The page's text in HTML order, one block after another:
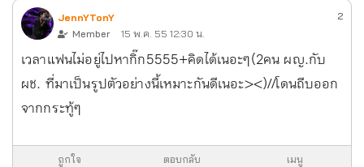
JennYTonY
Member
15 พ.ค. 55 12:30 น.
2
เวลาแฟนไม่อยู่ไปหากิ๊ก5555+คิดได้เนอะๆ(2คน ผญ.กับ
ผช. ที่มาเป็นรูปตัวอย่างนี้เหมาะกันดีเนอะ><)//โดนถีบออก
จากกระทู้ๆ
ถูกใจ ตอบกลับ เมนู